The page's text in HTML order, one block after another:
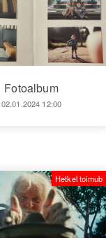
Fotoalbum
02.01.2024 12:00
Hetkel toimub